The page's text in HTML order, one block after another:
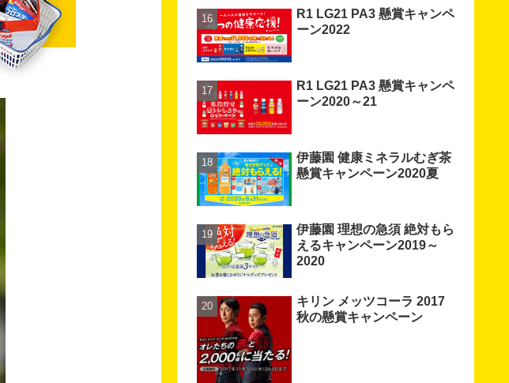
R1 LG21 PA3 懸賞キャンペ
ーン2022
R1 LG21 PA3 懸賞キャンペ
ーン2020～21
伊藤園 健康ミネラルむぎ茶
懸賞キャンペーン2020夏
伊藤園 理想の急須 絶対もら
えるキャンペーン2019～
2020
キリン メッツコーラ 2017
秋の懸賞キャンペーン